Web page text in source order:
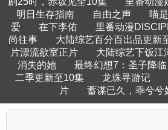
明日生存指南
自由之声 喵
爱
在下李佑 里番动漫
尚往事
大陆综艺百分百出品更新
片漂流欲室正片
大陆综艺下饭江
消失的她
最终幻想7：圣子降临
二季更新至10集
龙珠寻游记
片
蓄谋已久，乖兮兮